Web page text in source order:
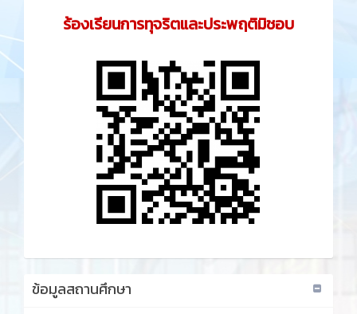
ร้องเรียนการทุจริตและประพฤติมิชอบ
ข้อมูลสถานศึกษา